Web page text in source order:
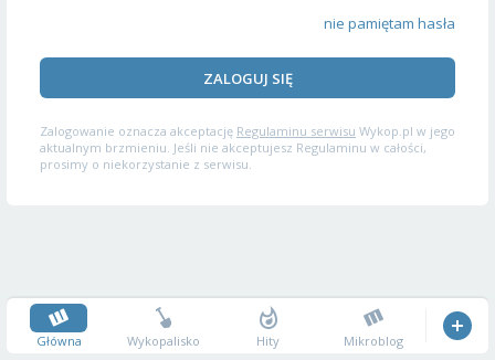
nie pamiętam hasła
ZALOGUJ SIĘ
Zalogowanie oznacza akceptację Regulaminu serwisu Wykop.pl w jego
aktualnym brzmieniu. Jeśli nie akceptujesz Regulaminu w całości,
prosimy o niekorzystanie z serwisu.
Główna Wykopalisko Hity Mikroblog